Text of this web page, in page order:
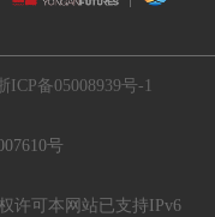
ICP备05008939号-1
号
许可 本网站已支持IPv6